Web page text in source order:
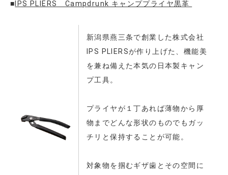
■ IPS PLIERS Campdrunk キャンププライヤ黒革
新潟県燕三条で創業した株式会社
IPS PLIERSが作り上げた、機能美
を兼ね備えた本気の日本製キャン
プ工具。
プライヤが１丁あれば薄物から厚
物までどんな形状のものでもガッ
チリと保持することが可能。
対象物を掴むギザ歯とその空間に